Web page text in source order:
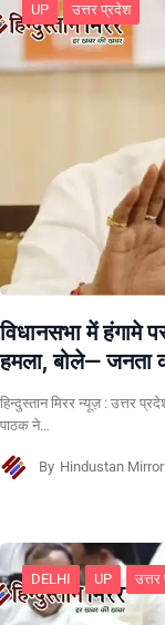
UP उत्तर प्रदेश
विधानसभा में हंगामे
हमला, बोले— जनता
हिन्दुस्तान मिरर न्यूज़ : उत्तर
पाठक ने…
By Hindustan
DELHI UP